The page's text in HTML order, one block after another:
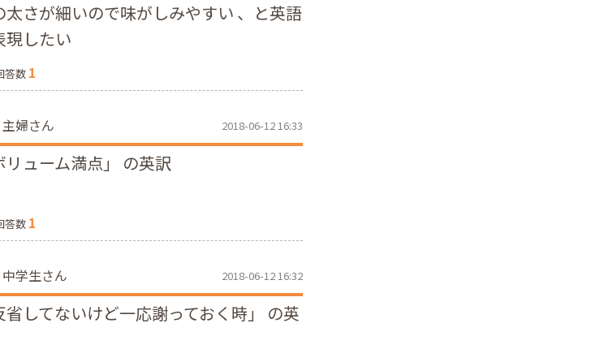
太さが細いので味がしみやすい 、と英語
現したい
答数 1
主婦さん 2018-06-12 16:33
リューム満点」 の英訳
答数 1
中学生さん 2018-06-12 16:32
省してないけど一応謝っておく時」 の英